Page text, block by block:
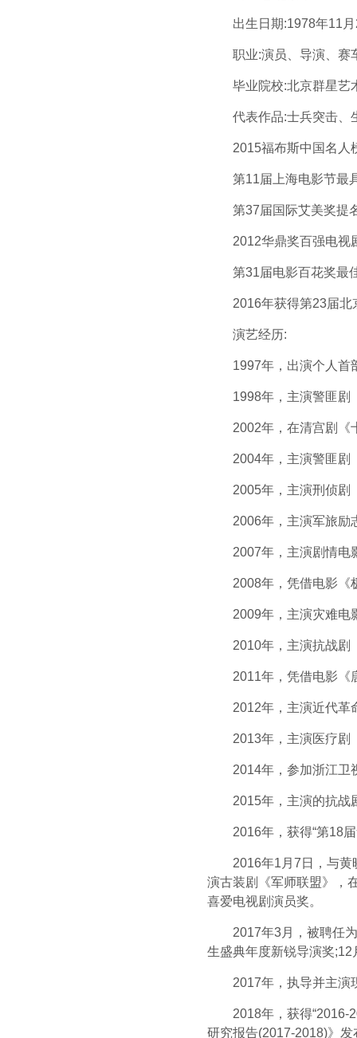
出生日期:1978年11月
职业:演员、导演、赛
毕业院校:北京群星艺
代表作品:士兵突击、生
2015福布斯中国名人
第11届上海电影节最
第37届国际艾美奖提
2012华鼎奖百强电视剧
第31届电影百花奖最
2016年获得第23届北京
演艺经历:
1997年，出演个人首部
1998年，主演警匪剧
2002年，在清宫剧《
2004年，主演警匪剧
2005年，主演刑侦剧
2006年，主演军旅励
2007年，主演剧情电
2008年，凭借电影《极
2009年，主演灾难电影
2010年，主演抗战剧《
2011年，凭借电影《唐
2012年，主演近代革
2013年，主演医疗剧
2014年，参加浙江卫视
2015年，主演的抗战
2016年，获得“第18届
2016年1月7日，与黄晓
演古装剧《军师联盟》，
喜爱电视剧演员奖。
2017年3月，被聘任为
生盛典年度新锐导演奖;12
2017年，执导并主演
2018年，获得“2016-
研究报告(2017-2018)》